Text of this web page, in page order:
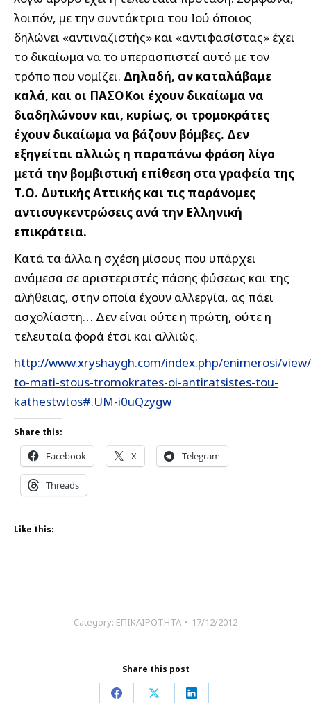
λοιπόν, με την συντάκτρια του Ιού όποιος
δηλώνει «αντιναζιστής» και «αντιφασίστας» έχει
το δικαίωμα να το υπερασπιστεί αυτό με τον
τρόπο που νομίζει. Δηλαδή, αν καταλάβαμε
καλά, και οι ΠΑΣΟΚοι έχουν δικαίωμα να
διαδηλώνουν και, κυρίως, οι τρομοκράτες
έχουν δικαίωμα να βάζουν βόμβες. Δεν
εξηγείται αλλιώς η παραπάνω φράση λίγο
μετά την βομβιστική επίθεση στα γραφεία της
Τ.Ο. Δυτικής Αττικής και τις παράνομες
αντισυγκεντρώσεις ανά την Ελληνική
επικράτεια.
Κατά τα άλλα η σχέση μίσους που υπάρχει
ανάμεσα σε αριστεριστές πάσης φύσεως και της
αλήθειας, στην οποία έχουν αλλεργία, ας πάει
ασχολίαστη… Δεν είναι ούτε η πρώτη, ούτε η
τελευταία φορά έτσι και αλλιώς.
http://www.xryshaygh.com/index.php/enimerosi/
to-mati-stous-tromokrates-oi-antiratsistes-tou-
kathestwtos#.UM-i0uQzygw
Share this:
Facebook X Telegram
Threads
Like this:
Category: ΕΠΙΚΑΙΡΟΤΗΤΑ 17/12/2012
Share this post
Share Share Share